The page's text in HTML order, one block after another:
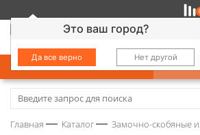
Это ваш город?
Да все верно Нет другой
КАТАЛОГ
Замочно-скобяные изделия
Главная Каталог Замочно-скобяные